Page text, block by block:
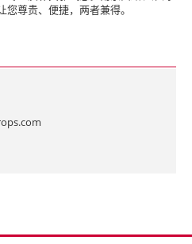
尊贵、便捷，两者兼得。